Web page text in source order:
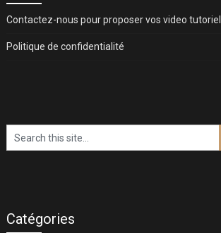
Contactez-nous pour proposer vos video
Politique de confidentialité
Catégories